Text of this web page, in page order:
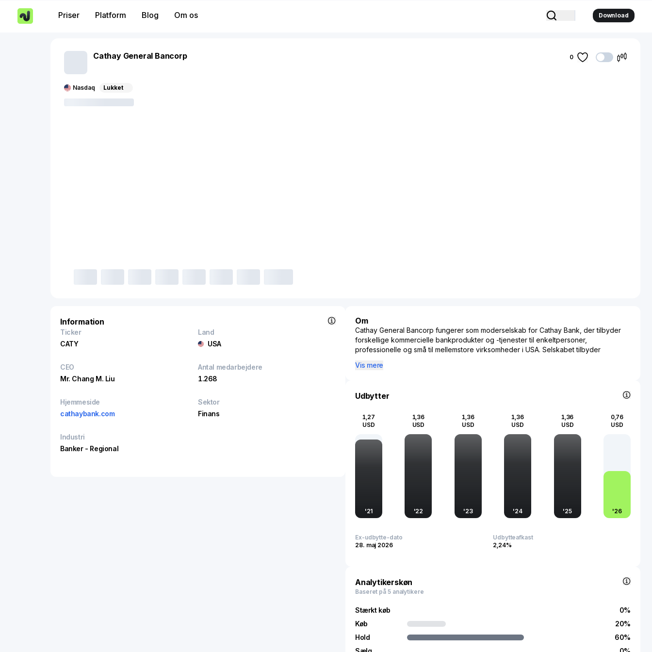
Priser Platform Blog Om os Download
Cathay General Bancorp
Nasdaq Lukket
0
Information
Ticker
CATY
Land
USA
CEO
Mr. Chang M. Liu
Antal medarbejdere
1.268
Hjemmeside
cathaybank.com
Sektor
Finans
Industri
Banker - Regional
Om
Cathay General Bancorp fungerer som moderselskab for Cathay Bank, der tilbyder
forskellige kommercielle bankprodukter og -tjenester til enkeltpersoner,
professionelle og små til mellemstore virksomheder i USA. Selskabet tilbyder
pengemarkedsindskudskonti, indskudsbeviser, individuelle pensionskonti og indskud
byggeri og kreditlinjer til egenkapital i boliger, samt afdragslån til enkeltpersoner til
handelsfinansiering, garantier, pengeoverførsler, fremadskuende valutavekslinger,
sikkerhedskap, indsamling, automatisk betalingsautomater, internetbank, investering
samt andre sædvanlige banktjenester, samt værdipapirer og forsikringsprodukter.
Cathay General Bancorp blev grundlagt i 1962 og har hovedkontor i Los Angeles,
Vis mere
Udbytter
1,27
USD
'21
1,36
USD
'22
1,36
USD
'23
1,36
USD
'24
1,36
USD
'25
0,76
USD
'26
Ex-udbytte-dato
28. maj 2026
Udbytteafkast
2,24%
Analytikerskøn
Baseret på 5 analytikere
Stærkt køb
Køb
Hold
0%
20%
60%